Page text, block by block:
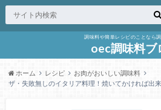
調味料や簡単レシピのことなら
oec調味料ブ
ホーム レシピ
お肉がおいしい調味料
ザ・失敗無しのイタリア料理！焼いてかければ出